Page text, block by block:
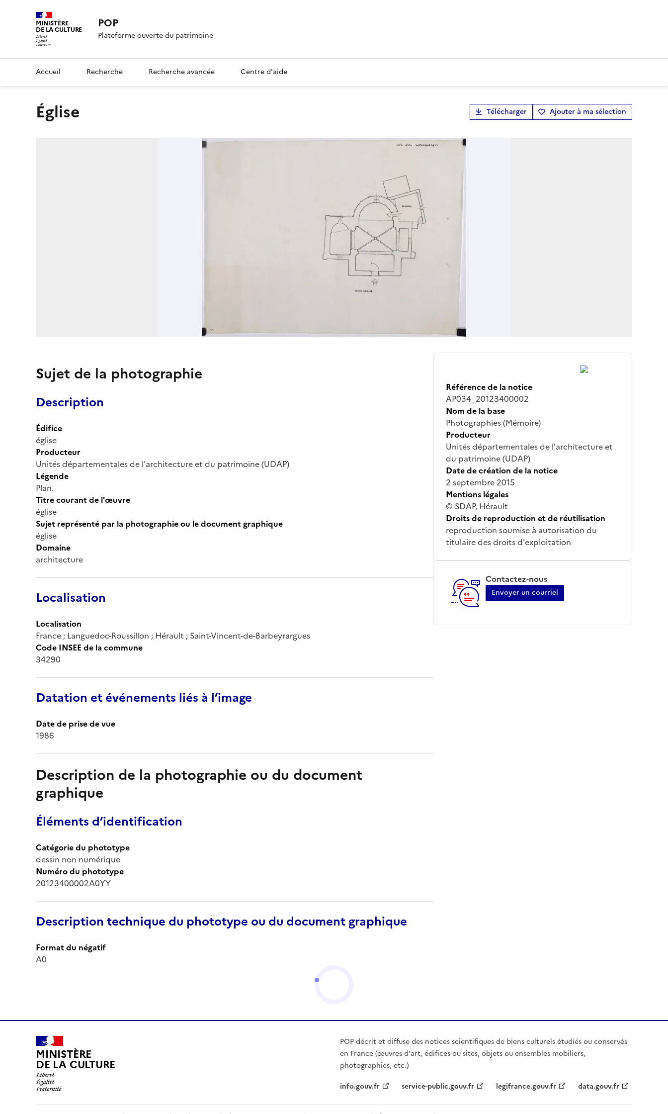
MINISTÈRE
DE LA CULTURE POP
Plateforme ouverte du patrimoine
Accueil Recherche Recherche avancée Centre d'aide
église Télécharger Ajouter à ma sélection
Sujet de la photographie
Description
Édifice
église
Producteur
Unités départementales de l'architecture et du patrimoine (UDAP)
Légende
Plan.
Titre courant de l'œuvre
église
Sujet représenté par la photographie ou le document graphique
église
Domaine
architecture
Localisation
Localisation
France ; Languedoc-Roussillon ; Hérault ; Saint-Vincent-de-Barbeyrargues
Code INSEE de la commune
34290
Datation et événements liés à l’image
Date de prise de vue
1986
Description de la photographie ou du document
graphique
Éléments d’identification
Catégorie du phototype
dessin non numérique
Numéro du phototype
20123400002A0YY
Description technique du phototype ou du document graphique
Format du négatif
A0
Référence de la notice
AP034_20123400002
Nom de la base
Photographies (Mémoire)
Producteur
Unités départementales de l'architecture et
du patrimoine (UDAP)
Date de création de la notice
2 septembre 2015
Mentions légales
© SDAP, Hérault
Droits de reproduction et de réutilisation
reproduction soumise à autorisation du
titulaire des droits d'exploitation
Contactez-nous
Envoyer un courriel
MINISTÈRE
DE LA CULTURE
POP décrit et diffuse des notices scientifiques de biens culturels étudiés ou conservés
en France (œuvres d'art, édifices ou sites, objets ou ensembles mobiliers,
photographies, etc.)
info.gouv.fr
service-public.gouv.fr legifrance.gouv.fr data.gouv.fr